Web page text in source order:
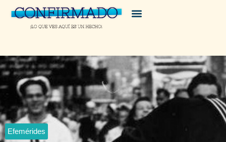
Efemérides